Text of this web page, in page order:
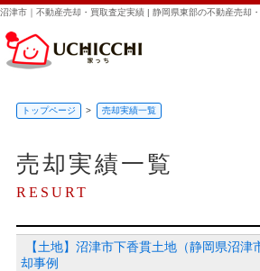
トップページ 売却実績一覧
売却実績一覧
RESURT
【土地】沼津市下香貫土地（静岡県沼津
却事例